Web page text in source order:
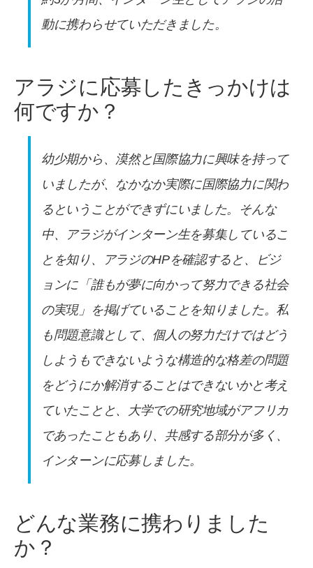
動に携わらせていただきました。
アラジに応募したきっかけは
何ですか？
幼少期から、漠然と国際協力に興味を持って
いましたが、なかなか実際に国際協力に関わ
るということができずにいました。そんな
中、アラジがインターン生を募集しているこ
とを知り、アラジのHPを確認すると、ビジ
ョンに「誰もが夢に向かって努力できる社会
の実現」を掲げていることを知りました。私
も問題意識として、個人の努力だけではどう
しようもできないような構造的な格差の問題
をどうにか解消することはできないかと考え
ていたことと、大学での研究地域がアフリカ
であったこともあり、共感する部分が多く、
インターンに応募しました。
どんな業務に携わりました
か？